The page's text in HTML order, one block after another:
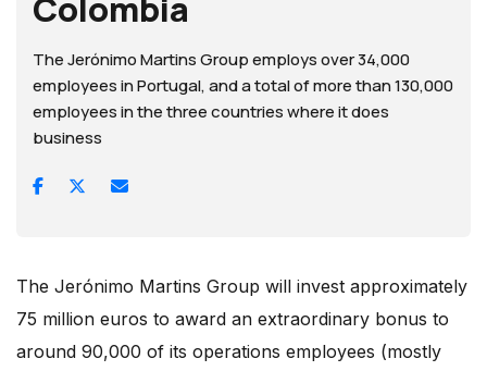
The Jerónimo Martins Group employs over 34,000
employees in Portugal, and a total of more than 130,000
employees in the three countries where it does
business
The Jerónimo Martins Group will invest approximately
75 million euros to award an extraordinary bonus to
around 90,000 of its operations employees (mostly